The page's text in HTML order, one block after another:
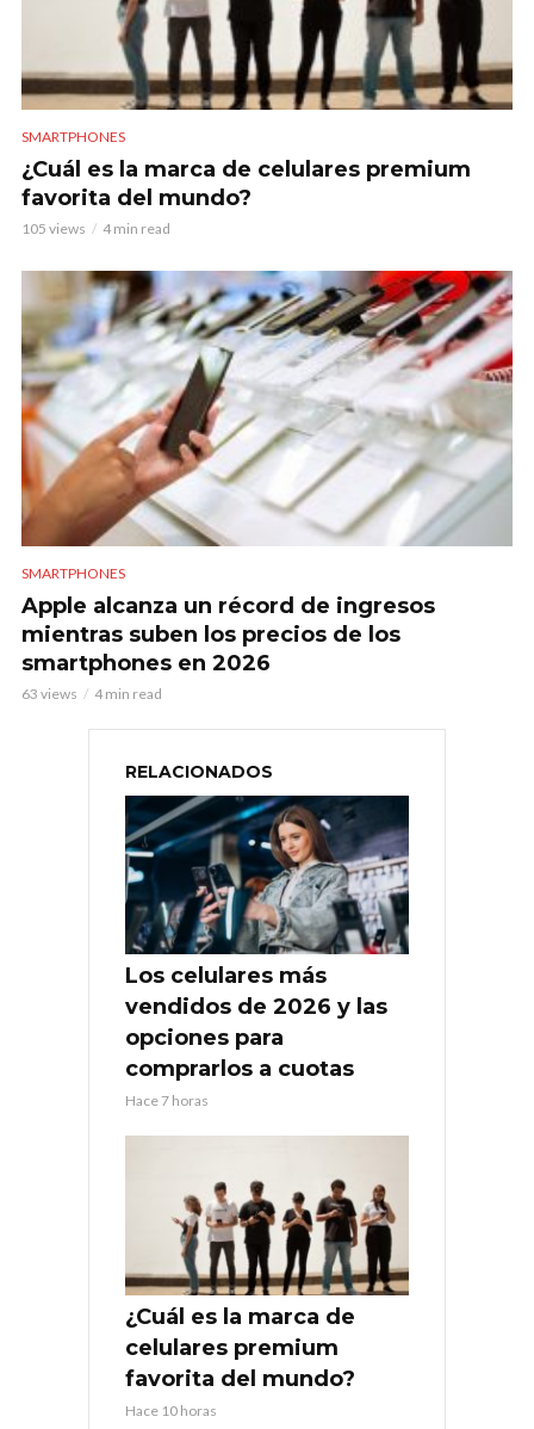
SMARTPHONES
¿Cuál es la marca de celulares premium
favorita del mundo?
105 views 4 min read
SMARTPHONES
Apple alcanza un récord de ingresos
mientras suben los precios de los
smartphones en 2026
63 views 4 min read
RELACIONADOS
Los celulares más
vendidos de 2026 y las
opciones para
comprarlos a cuotas
Hace 7 horas
¿Cuál es la marca de
celulares premium
favorita del mundo?
Hace 10 horas